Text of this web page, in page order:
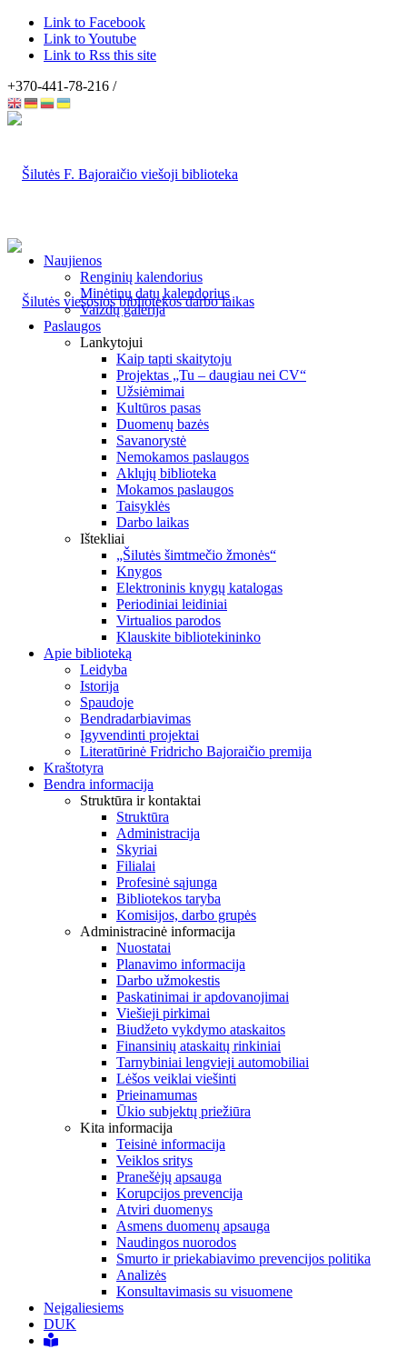
Link to Facebook
Link to Youtube
Link to Rss this site
+370-441-78-216 /
Naujienos
Renginių kalendorius
Minėtinų datų kalendorius
Vaizdų galerija
Paslaugos
Lankytojui
Kaip tapti skaitytoju
Projektas „Tu – daugiau nei CV“
Užsiėmimai
Kultūros pasas
Duomenų bazės
Savanorystė
Nemokamos paslaugos
Aklųjų biblioteka
Mokamos paslaugos
Taisyklės
Darbo laikas
Ištekliai
„Šilutės šimtmečio žmonės“
Knygos
Elektroninis knygų katalogas
Periodiniai leidiniai
Virtualios parodos
Klauskite bibliotekininko
Apie biblioteką
Leidyba
Istorija
Spaudoje
Bendradarbiavimas
Įgyvendinti projektai
Literatūrinė Fridricho Bajoraičio premija
Kraštotyra
Bendra informacija
Struktūra ir kontaktai
Struktūra
Administracija
Skyriai
Filialai
Profesinė sąjunga
Bibliotekos taryba
Komisijos, darbo grupės
Administracinė informacija
Nuostatai
Planavimo informacija
Darbo užmokestis
Paskatinimai ir apdovanojimai
Viešieji pirkimai
Biudžeto vykdymo ataskaitos
Finansinių ataskaitų rinkiniai
Tarnybiniai lengvieji automobiliai
Lėšos veiklai viešinti
Prieinamumas
Ūkio subjektų priežiūra
Kita informacija
Teisinė informacija
Veiklos sritys
Pranešėjų apsauga
Korupcijos prevencija
Atviri duomenys
Asmens duomenų apsauga
Naudingos nuorodos
Smurto ir priekabiavimo prevencijos politika
Analizės
Konsultavimasis su visuomene
Neįgaliesiems
DUK